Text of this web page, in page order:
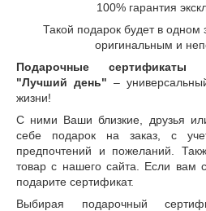
100% гарантия
Такой подарок будет в одном
оригинальным и
Подарочные сертификаты
"Лучший день" –
жизни!
С ними Ваши близкие, друзья
себе подарок на заказ, с
предпочтений и пожеланий.
товар с нашего сайта. Если вам
подарите сертификат.
Выбирая подарочный